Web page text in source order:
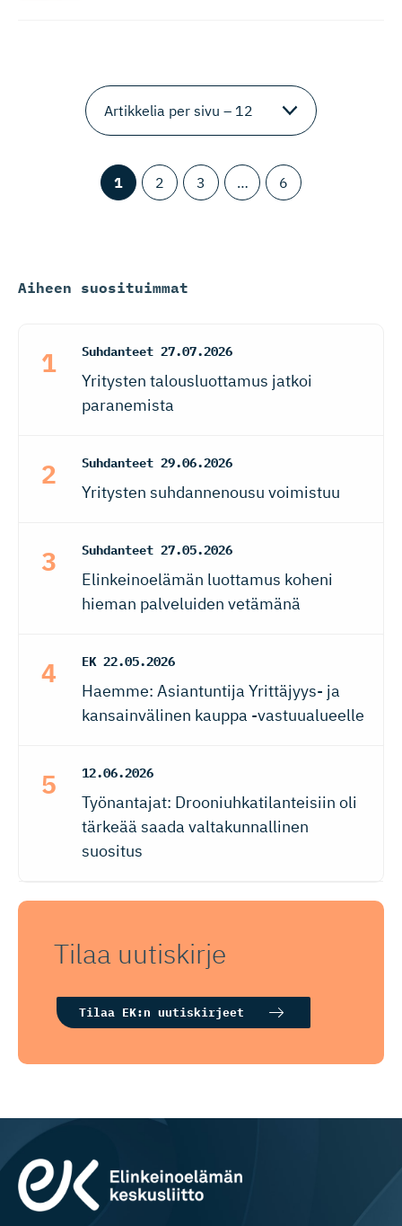
1 2 3 … 6
Aiheen suosituimmat
Suhdanteet 27.07.2026
Yritysten talousluottamus jatkoi
paranemista
Suhdanteet 29.06.2026
Yritysten suhdannenousu voimistuu
Suhdanteet 27.05.2026
Elinkeinoelämän luottamus koheni
hieman palveluiden vetämänä
EK 22.05.2026
Haemme: Asiantuntija Yrittäjyys- ja
kansainvälinen kauppa -vastuualueelle
12.06.2026
Työnantajat: Drooniuhkatilanteisiin oli
tärkeää saada valtakunnallinen
suositus
Tilaa uutiskirje
Tilaa EK:n uutiskirjeet